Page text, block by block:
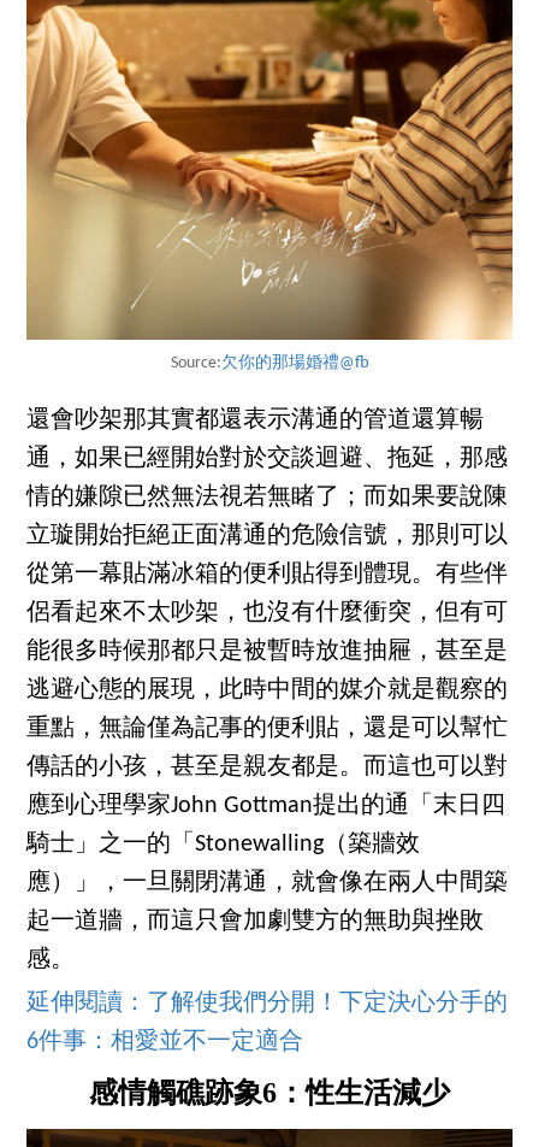
Source:欠你的那場婚禮@fb
還會吵架那其實都還表示溝通的管道還算暢
通，如果已經開始對於交談迴避、拖延，那感
情的嫌隙已然無法視若無睹了；而如果要說陳
立璇開始拒絕正面溝通的危險信號，那則可以
從第一幕貼滿冰箱的便利貼得到體現。有些伴
侶看起來不太吵架，也沒有什麼衝突，但有可
能很多時候那都只是被暫時放進抽屜，甚至是
逃避心態的展現，此時中間的媒介就是觀察的
重點，無論僅為記事的便利貼，還是可以幫忙
傳話的小孩，甚至是親友都是。而這也可以對
應到心理學家John Gottman提出的通「末日四
騎士」之一的「Stonewalling（築牆效
應）」，一旦關閉溝通，就會像在兩人中間築
起一道牆，而這只會加劇雙方的無助與挫敗
感。
延伸閱讀：了解使我們分開！下定決心分手的
6件事：相愛並不一定適合
感情觸礁跡象6：性生活減少